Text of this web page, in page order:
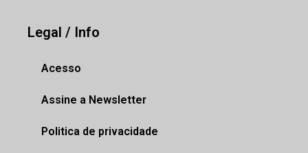
Legal / Info
Acesso
Assine a Newsletter
Politica de privacidade